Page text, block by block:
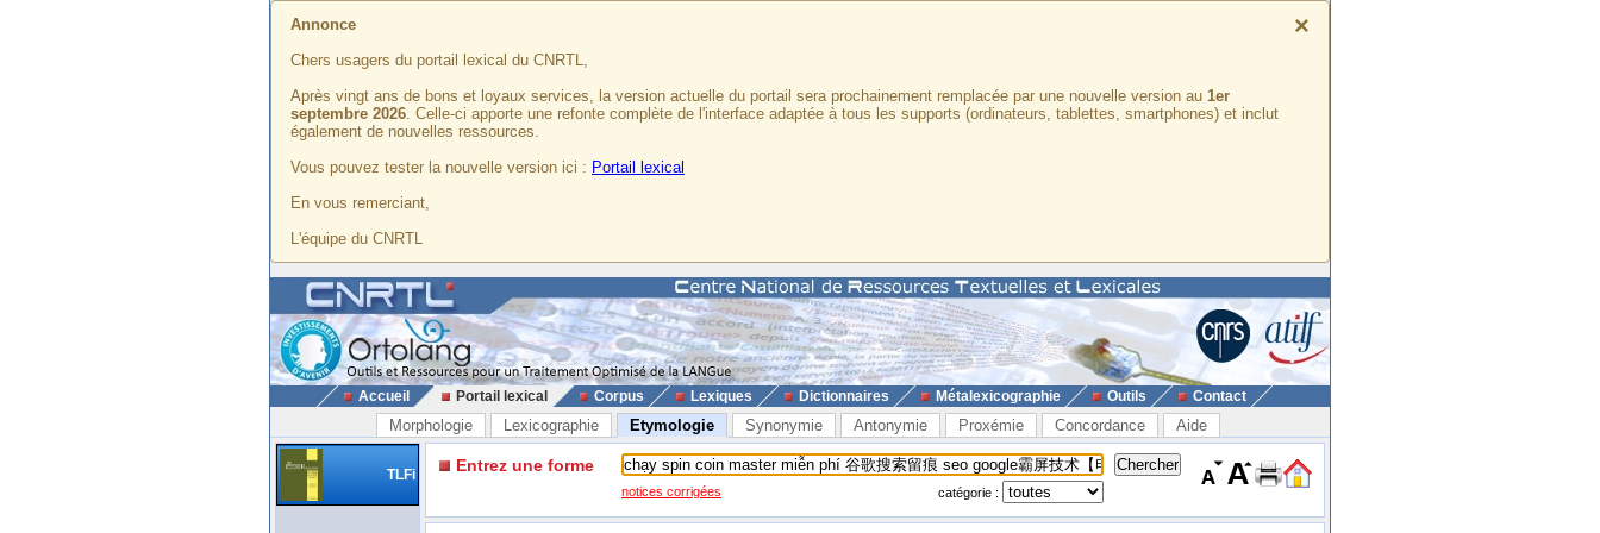
×
Annonce
Chers usagers du portail lexical du CNRTL,
Après vingt ans de bons et loyaux services, la version actuelle du portail sera prochainement remplacée par une nouvelle version au 1er
septembre 2026. Celle-ci apporte une refonte complète de l'interface adaptée à tous les supports (ordinateurs, tablettes, smartphones) et inclut
également de nouvelles ressources.
Vous pouvez tester la nouvelle version ici : Portail lexical
En vous remerciant,
L'équipe du CNRTL
Accueil Portail lexical Corpus Lexiques Dictionnaires Métalexicographie Outils Contact
Morphologie Lexicographie Etymologie Synonymie Antonymie Proxémie Concordance Aide
TLFi Entrez une forme
notices corrigées catégorie :